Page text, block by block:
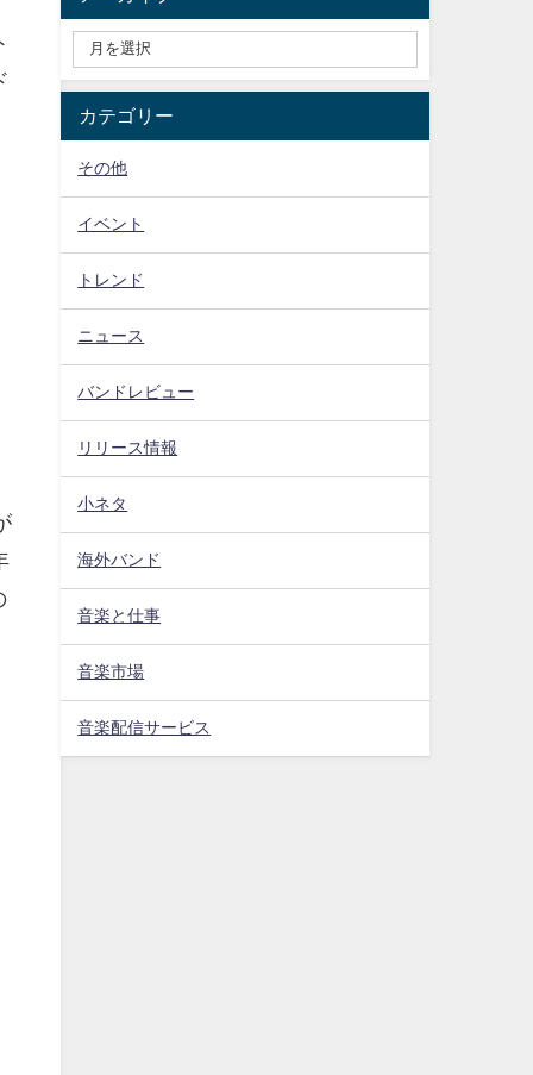
カテゴリー
その他
イベント
トレンド
ニュース
バンドレビュー
リリース情報
小ネタ
海外バンド
音楽と仕事
音楽市場
音楽配信サービス